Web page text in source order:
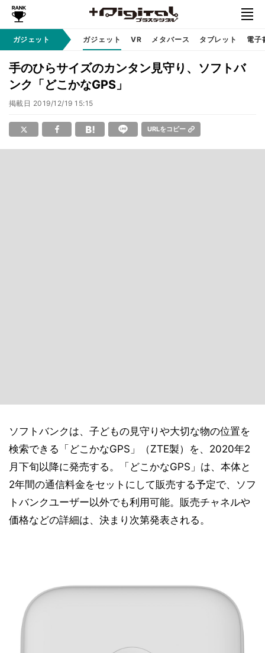
ガジェット ガジェット VR メタバース タブレット 電子
手のひらサイズのカンタン見守り、ソフトバ
ンク「どこかなGPS」
掲載日 2019/12/19 15:15
URLをコピー
ソフトバンクは、子どもの見守りや大切な物の位置を
検索できる「どこかなGPS」（ZTE製）を、2020年2
月下旬以降に発売する。「どこかなGPS」は、本体と
2年間の通信料金をセットにして販売する予定で、ソフ
トバンクユーザー以外でも利用可能。販売チャネルや
価格などの詳細は、決まり次第発表される。